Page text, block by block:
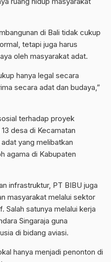
di Bali tidak cukup
tetapi juga harus
oleh masyarakat adat.
hanya legal secara
secara adat dan budaya,”
terhadap proyek
desa di Kecamatan
yang melibatkan
agama di Kabupaten
infrastruktur, PT BIBU juga
masyarakat melalui sektor
Salah satunya melalui kerja
Singaraja guna
di bidang aviasi.
hanya menjadi penonton di